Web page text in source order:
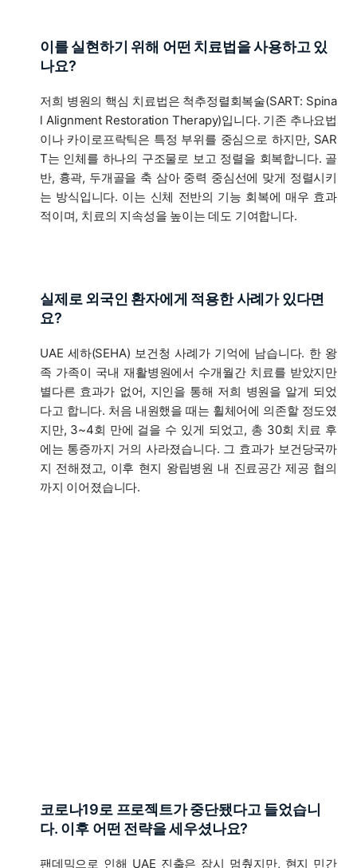
이를 실현하기 위해 어떤 치료법을 사용하고 있
나요?
저희 병원의 핵심 치료법은 척추정렬회복술(SART: Spina
l Alignment Restoration Therapy)입니다. 기존 추나요법
이나 카이로프락틱은 특정 부위를 중심으로 하지만, SAR
T는 인체를 하나의 구조물로 보고 정렬을 회복합니다. 골
반, 흉곽, 두개골을 축 삼아 중력 중심선에 맞게 정렬시키
는 방식입니다. 이는 신체 전반의 기능 회복에 매우 효과
적이며, 치료의 지속성을 높이는 데도 기여합니다.
실제로 외국인 환자에게 적용한 사례가 있다면
요?
UAE 세하(SEHA) 보건청 사례가 기억에 남습니다. 한 왕
족 가족이 국내 재활병원에서 수개월간 치료를 받았지만
별다른 효과가 없어, 지인을 통해 저희 병원을 알게 되었
다고 합니다. 처음 내원했을 때는 휠체어에 의존할 정도였
지만, 3~4회 만에 걸을 수 있게 되었고, 총 30회 치료 후
에는 통증까지 거의 사라졌습니다. 그 효과가 보건당국까
지 전해졌고, 이후 현지 왕립병원 내 진료공간 제공 협의
까지 이어졌습니다.
코로나19로 프로젝트가 중단됐다고 들었습니
다. 이후 어떤 전략을 세우셨나요?
팬데믹으로 인해 UAE 진출은 잠시 멈췄지만, 현지 민간